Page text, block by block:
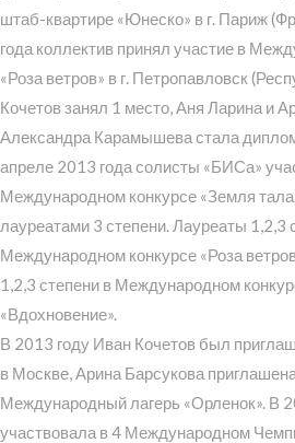
штаб-квартире «Юнеско» в г. Париж
года коллектив принял участие в
«Роза ветров» в г. Петропавловск
Кочетов занял 1 место, Аня Ларина и
Александра Карамышева стала
апреле 2013 года солисты «БИСа»
Международном конкурсе «Земля
лауреатами 3 степени. Лауреаты 1,2,3
Международном конкурсе «Роза
1,2,3 степени в Международном
«Вдохновение».
В 2013 году Иван Кочетов был
в Москве, Арина Барсукова
Международный лагерь «Орленок». В
участвовала в 4 Международном